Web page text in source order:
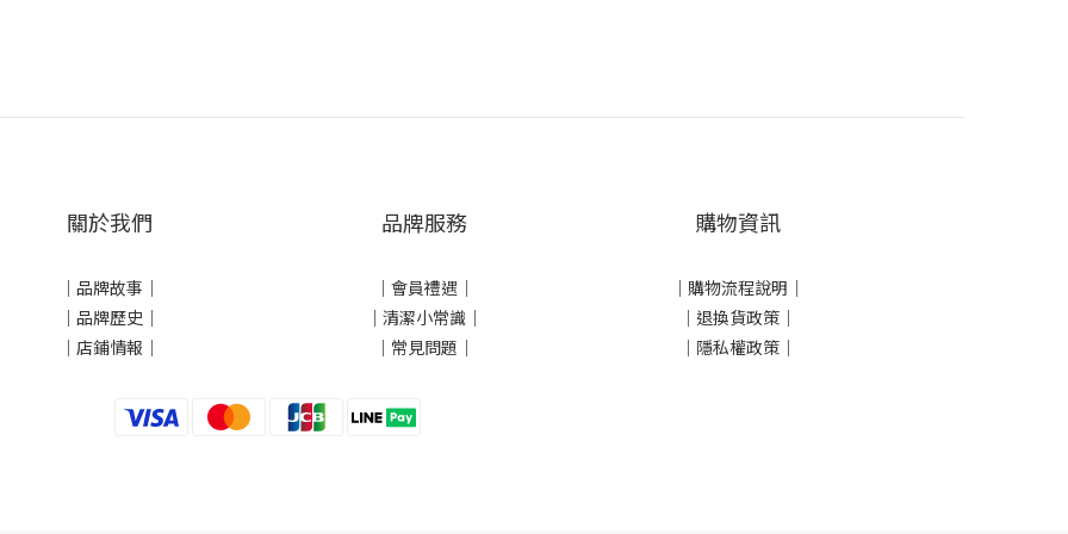
關於我們
｜品牌故事 ｜
｜品牌歷史 ｜
｜店鋪情報｜
品牌服務
｜會員禮遇｜
｜清潔小常識｜
｜常見問題｜
購物資訊
｜ 購物流程說明 ｜
｜ 退換貨政策 ｜
｜ 隱私權政策 ｜